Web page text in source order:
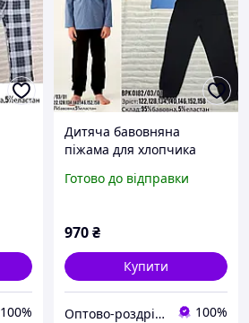
100%
Дитяча бавовняна
піжама для хлопчика
Готово до відправки
970₴
Купити
Оптово-роздрібний інтернет магазин "Francheska" 100%